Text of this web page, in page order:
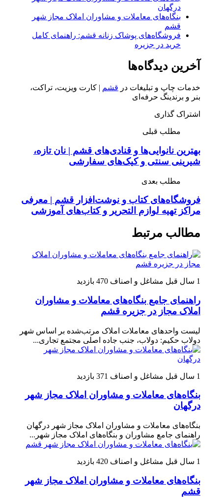
درگهان
بنگاه‌های معاملات و مشاوران املاک مجاز شهر
قشم
فروشگاه‌های پوشاک زنانه قشم: راهنمای کامل
خرید در جزیره
آخرین دیدگاه‌ها
خدمات چاپ و تبلیغات در قشم | کارت ویزیت، تراکت،
بنر و برندینگ حرفه‌ای
اشتراک گذاری
مطلب قبلی
بهترین نانوایی‌ها و قنادی‌های قشم | نان تازه،
شیرینی سنتی و کیک‌های سفارشی
مطلب بعدی
فروشگاه‌های کتاب و نوشت‌افزار قشم | معرفی
مراکز تهیه لوازم التحریر و کتاب‌های آموزشی
مطالب مرتبط
1 سال قبل مشاغل و اصناف 470 بازدید
راهنمای جامع بنگاه‌های معاملات و مشاوران
املاک مجاز در جزیره قشم
لیست واحدهای معاملات املاک مرتب‌شده بر اساس شهر
دولاب حکیم: دولاب، جنب جاده اصلی مجتمع تجاری...
1 سال قبل مشاغل و اصناف 371 بازدید
بنگاه‌های معاملات و مشاوران املاک مجاز شهر
درگهان
بنگاه‌های معاملات و مشاوران املاک مجاز شهر درگهان
راهنمای جامع مشاوران و بنگاه‌های املاک مجاز شهر...
1 سال قبل مشاغل و اصناف 420 بازدید
بنگاه‌های معاملات و مشاوران املاک مجاز شهر
قشم